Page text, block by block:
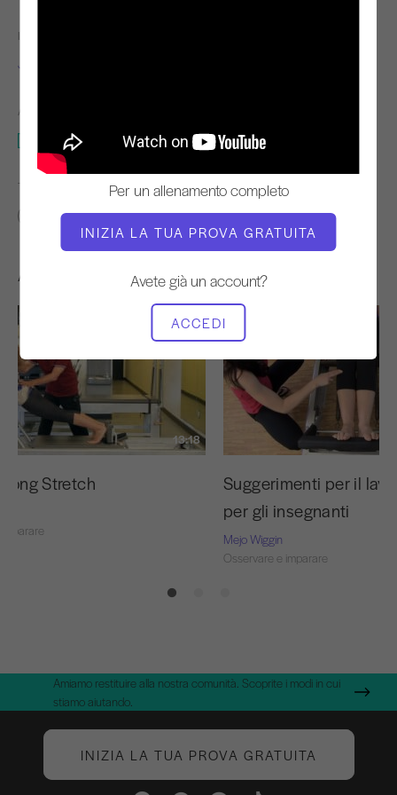
Per un allenamento completo
INIZIA LA TUA PROVA GRATUITA
Avete già un account?
ACCEDI
INSEGNANTE
Jay Grimes
ATTREZZATURA NECESSARIA
Riformatore
TROVA CLASSI SIMILI PER
0 - 10 min
Riformatore
Altri allenamenti che potrebbero piacervi
13:18
Stretch
Suggerimenti per il
per gli insegnanti
Mejo Wiggin
Osservare e imparare
Amiamo restituire alla nostra comunità. Scoprite i modi in cui
stiamo aiutando.
INIZIA LA TUA PROVA GRATUITA